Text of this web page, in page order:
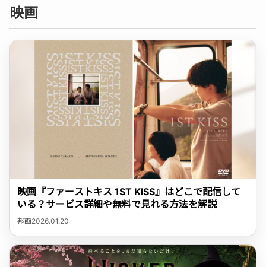
映画
映画『ファーストキス 1ST KISS』はどこで配信して
いる？サービス詳細や無料で見れる方法を解説
邦画2026.01.20